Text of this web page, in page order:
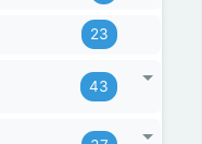
23
43